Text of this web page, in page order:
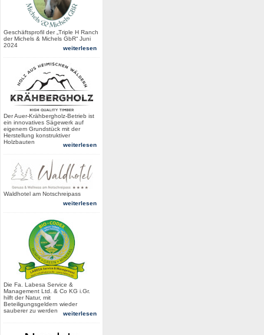
Geschäftsprofil der „Triple H Ranch
der Michels & Michels GbR“ Juni
2024
weiterlesen
Der Auer-Krähbergholz-Betrieb ist
ein innovatives Sägewerk auf
eigenem Grundstück mit der
Herstellung konstruktiver
Holzbauten
weiterlesen
Waldhotel am Notschreipass
weiterlesen
Die Fa. Labesa Service &
Management Ltd. & Co KG i.Gr.
hilft der Natur, mit
Beteiligungsgeldern wieder
sauberer zu werden
weiterlesen